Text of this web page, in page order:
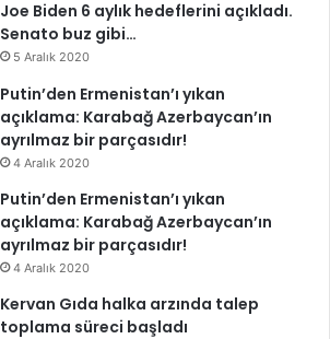
Joe Biden 6 aylık hedeflerini açıkladı.
Senato buz gibi…
5 Aralık 2020
Putin’den Ermenistan’ı yıkan
açıklama: Karabağ Azerbaycan’ın
ayrılmaz bir parçasıdır!
4 Aralık 2020
Putin’den Ermenistan’ı yıkan
açıklama: Karabağ Azerbaycan’ın
ayrılmaz bir parçasıdır!
4 Aralık 2020
Kervan Gıda halka arzında talep
toplama süreci başladı